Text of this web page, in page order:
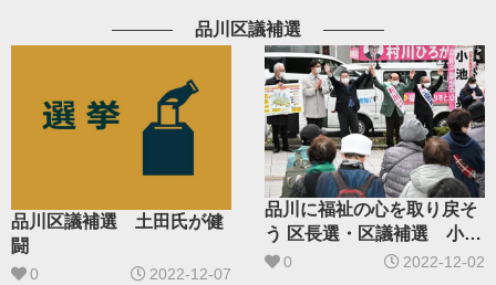
品川区議補選
品川区議補選 土田氏が健
闘
0 2022-12-07
品川に福祉の心を取り戻そ
う 区長選・区議補選 小池
氏が応援
0 2022-12-02